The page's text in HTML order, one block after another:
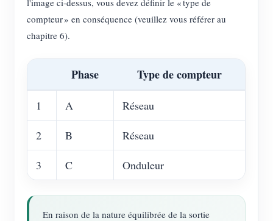
compteur » en conséquence (veuillez vous référer au
chapitre 6).
Phase Type de compteur
1 A Réseau
2 B Réseau
3 C Onduleur
En raison de la nature équilibrée de la sortie